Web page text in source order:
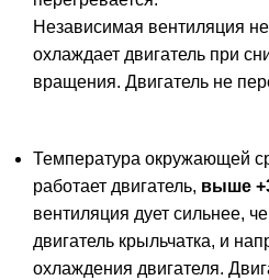
Независимая вентиляция
охлаждает двигатель при
вращения. Двигатель не
Температура окружающей
работает двигатель, выше
вентиляция дует сильнее,
двигатель крыльчатка, и
охлаждения двигателя.